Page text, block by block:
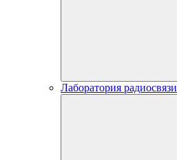
Лаборатория радиосвязи